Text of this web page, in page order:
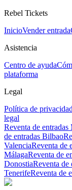
Rebel Tickets
InicioVender entrada
Asistencia
Centro de ayuda
plataforma
Legal
Política de privacidad
legal
Reventa de entradas
de entradas Bilbao
ValenciaReventa de
MálagaReventa de
DonostiaReventa de
TenerifeReventa de